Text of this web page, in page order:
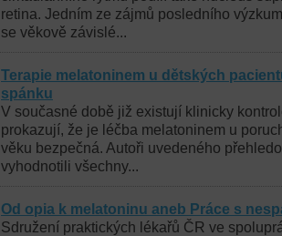
retina. Jedním ze zájmů posledního
se věkově závislé...
Terapie melatoninem u dětských
spánku
V současné době již existují klinicky
prokazují, že je léčba melatoninem u
věku bezpečná. Autoři uvedeného
vyhodnotili všechny...
Od opia k melatoninu aneb Práce s
Sdružení praktických lékařů ČR ve